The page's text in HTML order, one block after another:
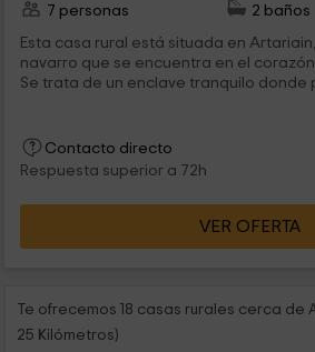
7 personas
2 baños
Esta casa rural está situada en
navarro que se encuentra en el
Se trata de un enclave tranquilo donde
Contacto directo
Respuesta superior a 72h
VER OFERTA
Te ofrecemos 18 casas rurales cerca de
25 Kilómetros)